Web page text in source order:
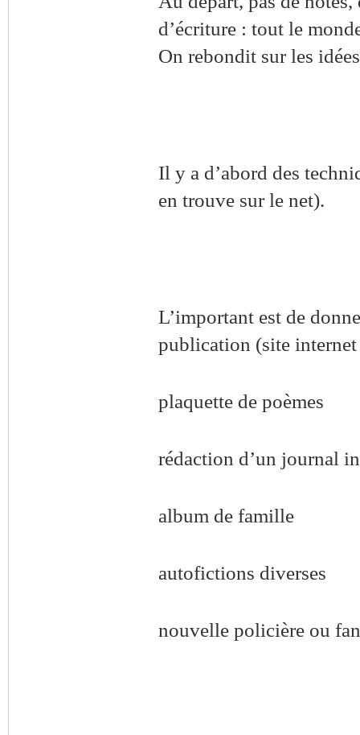
d’écriture : tout le
On rebondit sur les
Il y a d’abord des
en trouve sur le net).
L’important est de
publication (site internet
plaquette de poèmes
rédaction d’un journal
album de famille
autofictions diverses
nouvelle policière ou